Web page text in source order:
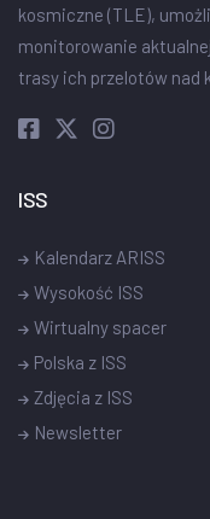
kosmiczne (TLE),
monitorowanie
trasy ich przelotów nad
ISS
Kalendarz ARISS
Wysokość ISS
Wirtualny spacer
Polska z ISS
Zdjęcia z ISS
Newsletter